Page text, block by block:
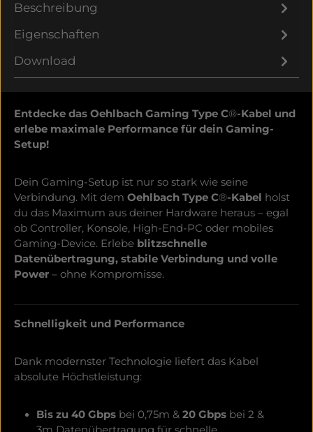
Beschreibung
Eigenschaften
Download
Entdecke das Oehlbach Gaming Type C®-Kabel und
erlebe maximale Performance für dein Gaming-
Setup!
Dein Gaming-Setup ist nur so stark wie seine
Verbindung. Mit dem Oehlbach Type C®-Kabel holst
du das Maximum aus deiner Hardware heraus – egal
ob Controller, Konsole, High-End-PC oder mobiles
Gaming-Device. Erlebe blitzschnelle
Datenübertragung, stabile Verbindung und volle
Power – ohne Kompromisse.
Schnelligkeit und Performance
Dank modernster Technologie liefert das Kabel
absolute Höchstleistung:
Bis zu 40 Gbps bei 0,75m & 20 Gbps bei 2 &